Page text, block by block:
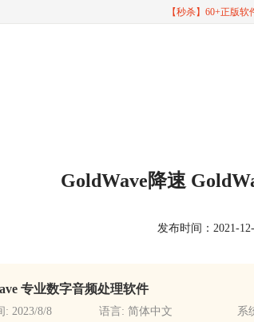
【秒杀】60+正版
GoldWave降速
发布时间：2021-
专业数字音频处理软件
: 2023/8/8 语言: 简体中文
系